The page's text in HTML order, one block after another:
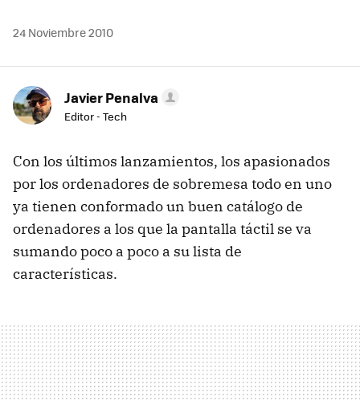
24 Noviembre 2010
Javier Penalva
Editor - Tech
Con los últimos lanzamientos, los apasionados
por los ordenadores de sobremesa todo en uno
ya tienen conformado un buen catálogo de
ordenadores a los que la pantalla táctil se va
sumando poco a poco a su lista de
características.